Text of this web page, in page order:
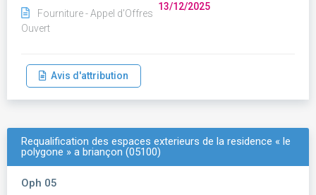
Fourniture - Appel d'Offres
Ouvert
13/12/2025
Avis d'attribution
Requalification des espaces exterieurs de la residence « le
polygone » a briançon (05100)
Oph 05